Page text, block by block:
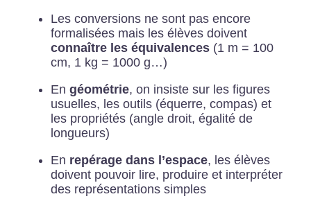
Les conversions ne sont pas encore
formalisées mais les élèves doivent
connaître les équivalences (1 m = 100
cm, 1 kg = 1000 g…)
En géométrie, on insiste sur les figures
usuelles, les outils (équerre, compas) et
les propriétés (angle droit, égalité de
longueurs)
En repérage dans l’espace, les élèves
doivent pouvoir lire, produire et interpréter
des représentations simples